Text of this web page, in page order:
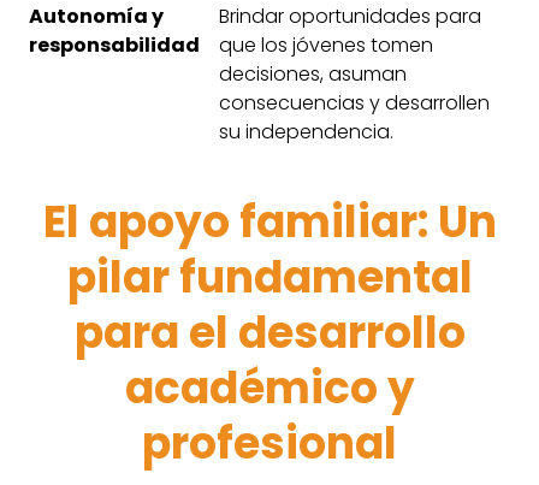
Autonomía y
responsabilidad
Brindar oportunidades para
que los jóvenes tomen
decisiones, asuman
consecuencias y desarrollen
su independencia.
El apoyo familiar: Un
pilar fundamental
para el desarrollo
académico y
profesional